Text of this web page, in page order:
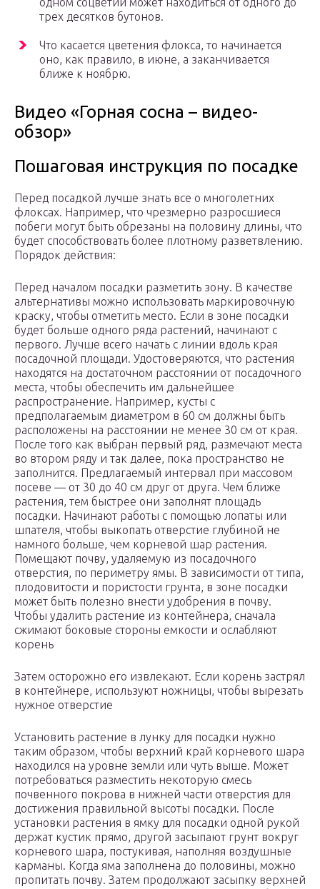
трех десятков бутонов.
Что касается цветения флокса, то начинается
оно, как правило, в июне, а заканчивается
ближе к ноябрю.
Видео «Горная сосна – видео-
обзор»
Пошаговая инструкция по посадке
Перед посадкой лучше знать все о многолетних
флоксах. Например, что чрезмерно разросшиеся
побеги могут быть обрезаны на половину длины, что
будет способствовать более плотному разветвлению.
Порядок действия:
Перед началом посадки разметить зону. В качестве
альтернативы можно использовать маркировочную
краску, чтобы отметить место. Если в зоне посадки
будет больше одного ряда растений, начинают с
первого. Лучше всего начать с линии вдоль края
посадочной площади. Удостоверяются, что растения
находятся на достаточном расстоянии от посадочного
места, чтобы обеспечить им дальнейшее
распространение. Например, кусты с
предполагаемым диаметром в 60 см должны быть
расположены на расстоянии не менее 30 см от края.
После того как выбран первый ряд, размечают места
во втором ряду и так далее, пока пространство не
заполнится. Предлагаемый интервал при массовом
посеве — от 30 до 40 см друг от друга. Чем ближе
растения, тем быстрее они заполнят площадь
посадки. Начинают работы с помощью лопаты или
шпателя, чтобы выкопать отверстие глубиной не
намного больше, чем корневой шар растения.
Помещают почву, удаляемую из посадочного
отверстия, по периметру ямы. В зависимости от типа,
плодовитости и пористости грунта, в зоне посадки
может быть полезно внести удобрения в почву.
Чтобы удалить растение из контейнера, сначала
сжимают боковые стороны емкости и ослабляют
корень
Затем осторожно его извлекают. Если корень застрял
в контейнере, используют ножницы, чтобы вырезать
нужное отверстие
Установить растение в лунку для посадки нужно
таким образом, чтобы верхний край корневого шара
находился на уровне земли или чуть выше. Может
потребоваться разместить некоторую смесь
почвенного покрова в нижней части отверстия для
достижения правильной высоты посадки. После
установки растения в ямку для посадки одной рукой
держат кустик прямо, другой засыпают грунт вокруг
корневого шара, постукивая, наполняя воздушные
карманы. Когда яма заполнена до половины, можно
пропитать почву. Затем продолжают засыпку верхней